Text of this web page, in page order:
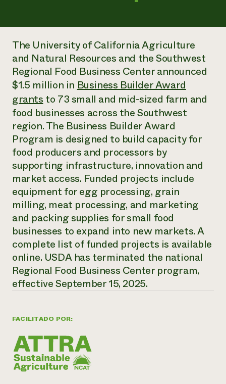
Informe de
impacto 2024
LEER EL INFORME
Latinos en la agricultura
Sistemas alimentarios locales
Agricultura urbana
Las mujeres en la agricultura
Evento anual de reciclaje de productos electrónicos
Programa de descuentos de NorthWestern Energy
Servicios energéticos comerciales
Servicios energéticos residenciales
LIHEAP
Centro de intercambio de información AgriSolar
Blog
Podcasts
Publicaciones
Cursos cortos
Vídeos
Oportunidades de financiación
Noticias
Internship Hub
Buscar prácticas
Contratar a un becario
un
Llame a la
Boletín
Consultas de los medios de comunicación
Todos
contribuyen a la
resiliencia de la
comunidad.
DONAR AHORA
FACILITADO POR:
The University of California Agriculture
and Natural Resources and the Southwest
Regional Food Business Center announced
$1.5 million inBusiness Builder Award
grantsto 73 small and mid-sized farm and
food businesses across the Southwest
region. The Business Builder Award
Program is designed to build capacity for
food producers and processors by
supporting infrastructure, innovation and
market access. Funded projects include
equipment for egg processing, grain
milling, meat processing, and marketing
and packing supplies for small food
businesses to expand into new markets. A
complete list of funded projects is available
online. USDA has terminated the national
Regional Food Business Center program,
effective September 15, 2025.